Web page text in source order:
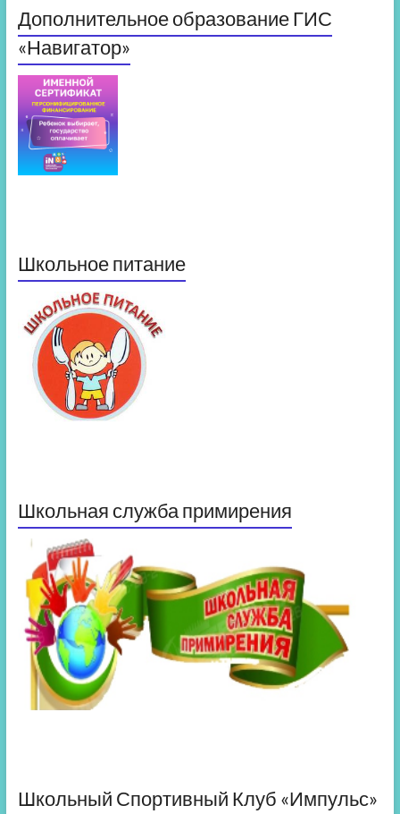
Дополнительное образование ГИС
«Навигатор»
Школьное питание
Школьная служба примирения
Школьный Спортивный Клуб «Импульс»